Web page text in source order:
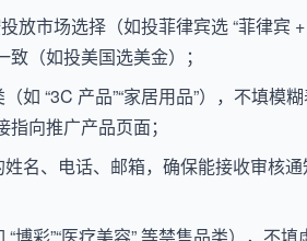
放市场选择（如投菲律宾选 “菲律宾
（如投美国选美金）；
如 “3C 产品”“家居用品”），不填模
向推广产品页面；
名、电话、邮箱，确保能接收审核